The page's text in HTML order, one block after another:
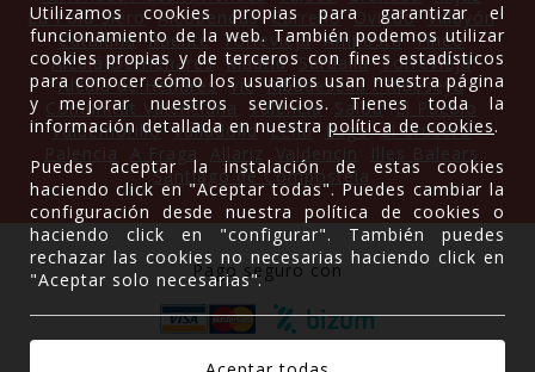
La Pola Siero Alcobendas Carreño Oviedo Villayón
Cataluña Ruente Torrevieja Amposta
Tineo
Alcalá De Henares Madrid Sardalla Torrevieja
Alcalá de Henares Vic
Ribadesella / Ribeseya
Comunitat Valenciana
Valencia Salou El Pueblo
Valdemorillo Valladolid Lena Lugo El Crucero
Santiago de Compostela
Pago seguro con
Utilizamos cookies propias para garantizar el
funcionamiento de la web. También podemos utilizar
cookies propias y de terceros con fines estadísticos
para conocer cómo los usuarios usan nuestra página
y mejorar nuestros servicios. Tienes toda la
información detallada en nuestrapolítica de cookies.
Puedes aceptar la instalación de estas cookies
haciendo click en "Aceptar todas". Puedes cambiar la
configuración desde nuestra política de cookies o
haciendo click en "configurar". También puedes
rechazar las cookies no necesarias haciendo click en
"Aceptar solo necesarias".